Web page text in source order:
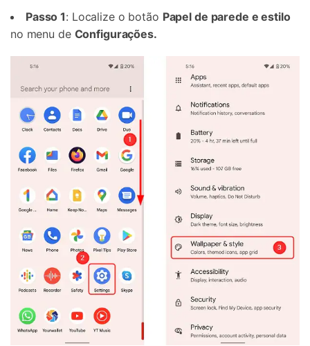
Passo 1: Localize o botão Papel de parede e estilo
no menu de Configurações.